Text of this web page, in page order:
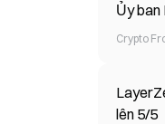
Ủy ban
Crypto
lên 5/5